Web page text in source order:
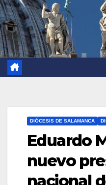
DIÓCESIS DE SALAMANCA
Eduardo
nuevo
nacional